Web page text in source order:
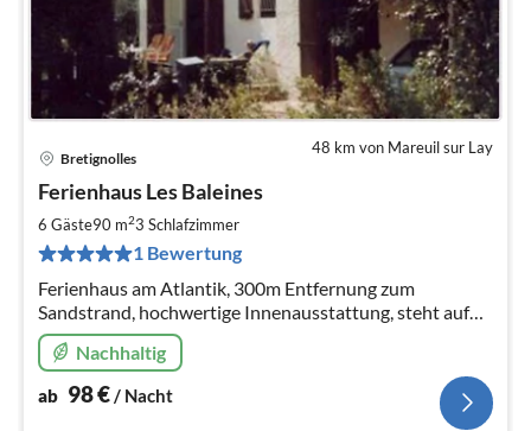
48 km von Mareuil sur Lay
Bretignolles
Ferienhaus Les Baleines
6 Gäste90 m23 Schlafzimmer
1 Bewertung
Ferienhaus am Atlantik, 300m Entfernung zum
Sandstrand, hochwertige Innenausstattung, steht auf
600 m² (Grundstück abgeschlossen), umgeben von
Pinienhaunen.
Nachhaltig
ab 98€/ Nacht